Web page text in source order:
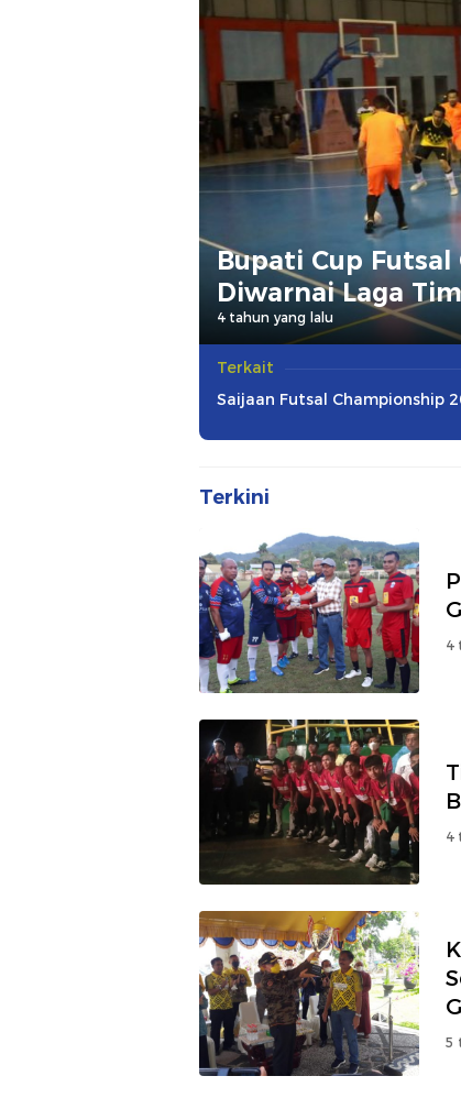
Bupati Cup
Diwarnai Laga
4 tahun yang lalu
Terkait
Saijaan Futsal Championship
Terkini
4
4
5